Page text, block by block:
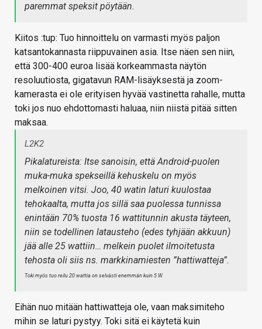
paremmat speksit pöytään.
Kiitos :tup: Tuo hinnoittelu on varmasti myös paljon
katsantokannasta riippuvainen asia. Itse näen sen niin,
että 300-400 euroa lisää korkeammasta näytön
resoluutiosta, gigatavun RAM-lisäyksestä ja zoom-
kamerasta ei ole erityisen hyvää vastinetta rahalle, mutta
toki jos nuo ehdottomasti haluaa, niin niistä pitää sitten
maksaa.
L2K2
Pikalatureista: Itse sanoisin, että Android-puolen
muka-muka spekseillä kehuskelu on myös
melkoinen vitsi. Joo, 40 watin laturi kuulostaa
tehokaalta, mutta jos sillä saa puolessa tunnissa
enintään 70% tuosta 16 wattitunnin akusta täyteen,
niin se todellinen latausteho (edes tyhjään akkuun)
jää alle 25 wattiin… melkein puolet ilmoitetusta
tehosta oli siis ns. markkinamiesten ”hattiwatteja”.
Toki myös tuo reilu 20 wattia on selvästi enemmän kuin 5 W.
Eihän nuo mitään hattiwatteja ole, vaan maksimiteho
mihin se laturi pystyy. Toki sitä ei käytetä kuin